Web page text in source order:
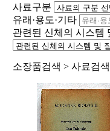
사료구분
유래·용도·기타
관련된 신체의 시스템
소장품검색 > 사료검